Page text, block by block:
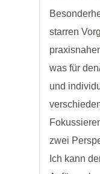
starren
was für
und
zwei
Ich kann